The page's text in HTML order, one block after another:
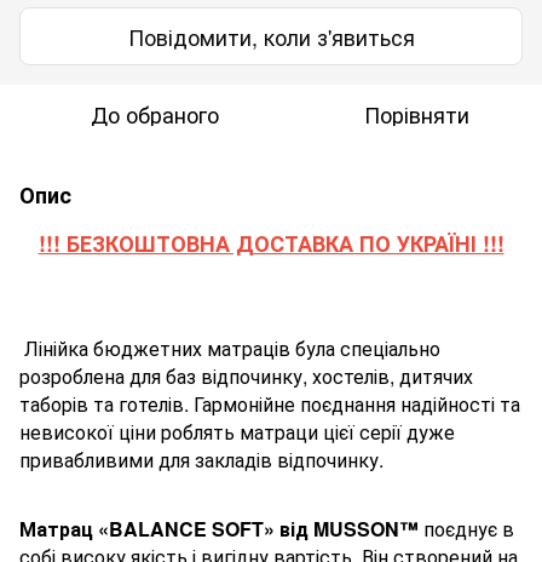
Повідомити, коли з'явиться
До обраного Порівняти
Опис
!!! БЕЗКОШТОВНА ДОСТАВКА ПО УКРАЇНІ !!!
Лінійка бюджетних матраців була спеціально
розроблена для баз відпочинку, хостелів, дитячих
таборів та готелів. Гармонійне поєднання надійності та
невисокої ціни роблять матраци цієї серії дуже
привабливими для закладів відпочинку.
Матрац «BALANCE SOFT» від MUSSON™ поєднує в
собі високу якість і вигідну вартість. Він створений на